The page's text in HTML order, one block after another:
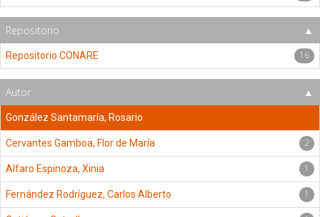
Repositorio
Repositorio CONARE 16
Autor
González Santamaría, Rosario
Cervantes Gamboa, Flor de María 2
Alfaro Espinoza, Xinia 1
Fernández Rodríguez, Carlos Alberto 1